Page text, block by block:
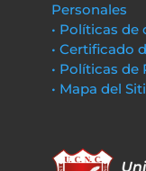
Personales
• Políticas
• Certificado
• Políticas de
• Mapa del